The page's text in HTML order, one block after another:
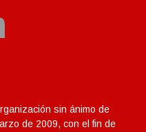
sin ánimo de
de 2009, con el fin de